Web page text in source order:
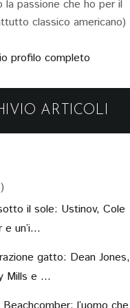
la passione che ho per il
classico americano)
profilo completo
ARTICOLI
il sole: Ustinov, Cole
un’i...
gatto: Dean Jones,
Mills e ...